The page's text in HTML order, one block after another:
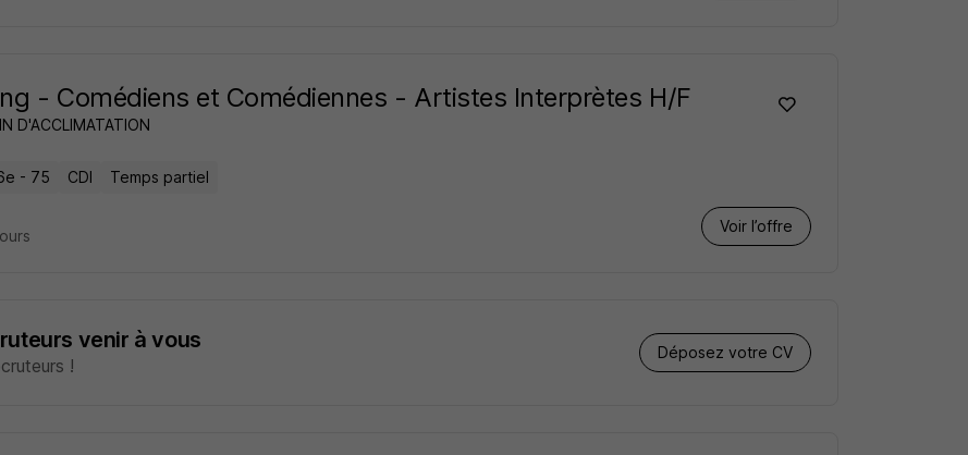
- Comédiens et Comédiennes - Artistes Interprètes H/F
D'ACCLIMATATION
- 75 CDI Temps partiel
Voir l’offre
venir à vous
!
Déposez votre CV